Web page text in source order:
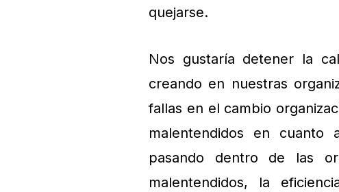
quejarse.
Nos gustaría detener la
creando en nuestras
fallas en el cambio
malentendidos en
pasando dentro de las
malentendidos, la